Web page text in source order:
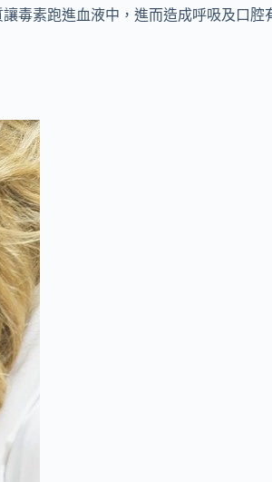
毒素跑進血液中，進而造成呼吸及口腔